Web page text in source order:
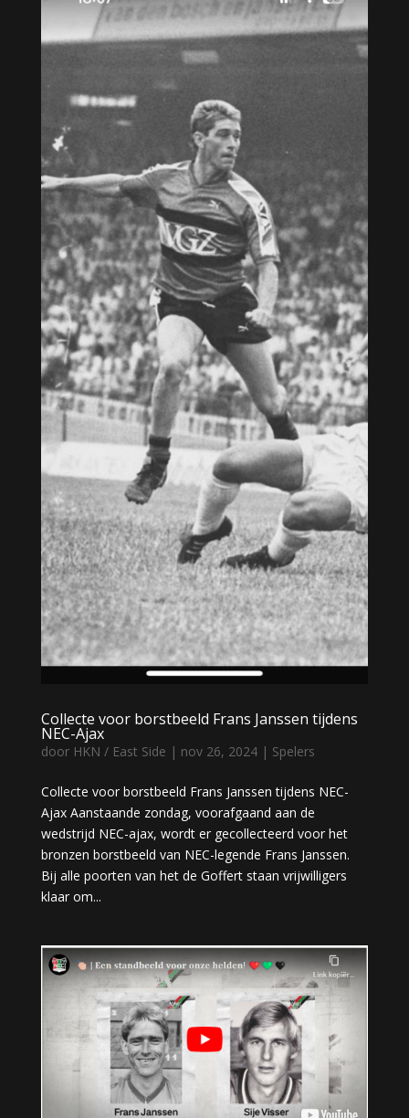
Collecte voor borstbeeld Frans Janssen tijdens
NEC-Ajax
door HKN / East Side | nov 26, 2024| Spelers
Collecte voor borstbeeld Frans Janssen tijdens NEC-
Ajax Aanstaande zondag, voorafgaand aan de
wedstrijd NEC-ajax, wordt er gecollecteerd voor het
bronzen borstbeeld van NEC-legende Frans Janssen.
Bij alle poorten van het de Goffert staan vrijwilligers
klaar om...